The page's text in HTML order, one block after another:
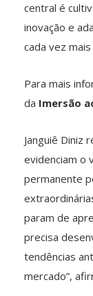
central é
inovação e
cada vez
Para mais
da Imersão
Janguiê Diniz
evidenciam o
permanente
param de
precisa
tendências
mercado”,